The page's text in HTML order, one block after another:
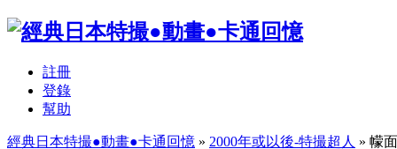
註冊
登錄
幫助
經典日本特撮●動畫●卡通回憶 » 2000年或以後-特撮超人 » 幪